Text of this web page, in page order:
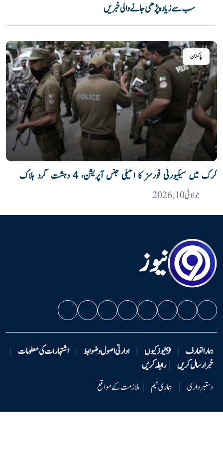
سب سے زیادہ پڑھی جانے والی خبریں
پاکستان
کرک میں سیکیورٹی فورسز کا انٹیلی جنس آپریشن، 4 دہشت گرد ہلاک
جولائی 10, 2026
نیوز
ہمارا تعارف | 9 نیوزکیوں | ادارتی اصول و ضوابط | اشتہارات کی معلومات |
خبر ارسال کریں | رابطہ کریں
دستبرداری | ہماری ٹیم | ملازمت کے مواقع